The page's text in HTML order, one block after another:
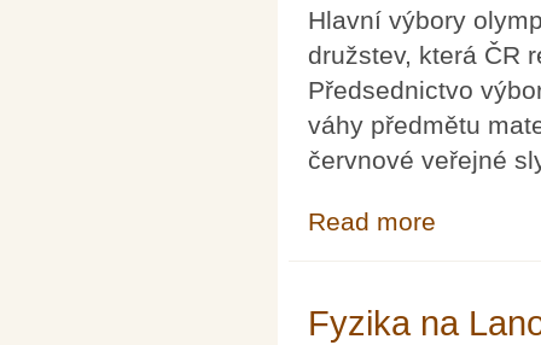
Hlavní výbory
družstev, která ČR
Předsednictvo
váhy předmětu
červnové veřejné
Read more
Fyzika na